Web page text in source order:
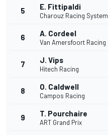
5 E. Fittipaldi
Charouz Racing System
6 A. Cordeel
Van Amersfoort Racing
7 J. Vips
Hitech Racing
8 O. Caldwell
Campos Racing
9 T. Pourchaire
ART Grand Prix